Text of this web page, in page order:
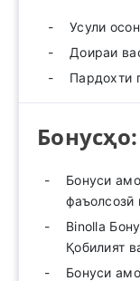
Усули
Доираи
Пардохти
Бонусҳо:
Бонуси
фаъолсозӣ
Binolla
Қобилият
Бонуси